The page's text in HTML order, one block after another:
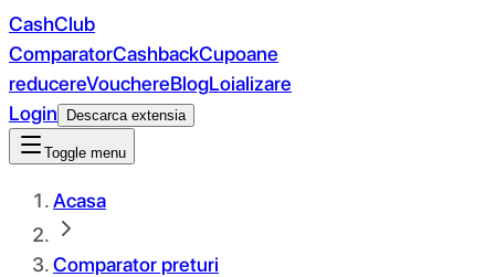
CashClub
ComparatorCashbackCupoane
reducereVouchereBlogLoializare
Login
Descarca extensia
Toggle menu
Acasa
Comparator preturi